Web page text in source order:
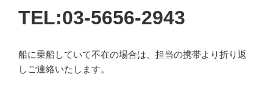
TEL:03-5656-2943
船に乗船していて不在の場合は、担当の携帯より折り返
しご連絡いたします。